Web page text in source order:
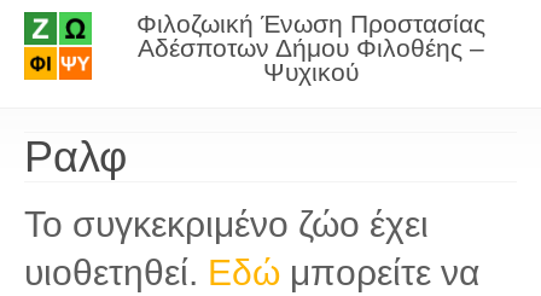
Φιλοζωική Ένωση Προστασίας
Αδέσποτων Δήμου Φιλοθέης –
Ψυχικού
Ραλφ
Το συγκεκριμένο ζώο έχει
υιοθετηθεί. Εδώ μπορείτε να